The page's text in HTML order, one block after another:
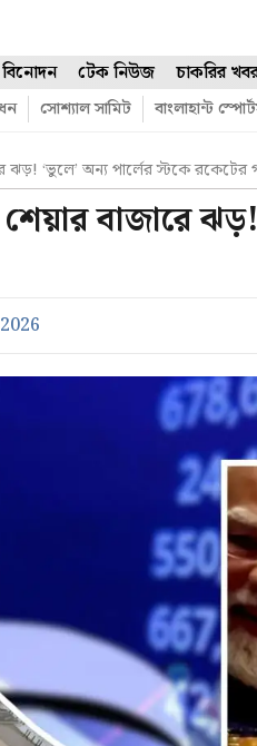
বিনোদন টেক নিউজ চাকরির
সোশ্যাল সামিট বাংলাহান্ট
‘ভুলে’ অন্য পার্লের স্টকে রকেটের
বাজারে